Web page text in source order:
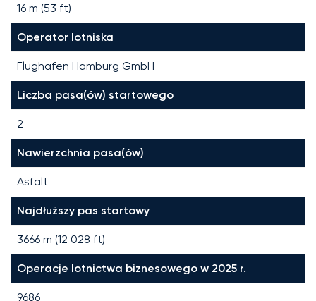
16 m (53 ft)
Operator lotniska
Flughafen Hamburg GmbH
Liczba pasa(ów) startowego
2
Nawierzchnia pasa(ów)
Asfalt
Najdłuższy pas startowy
3666 m (12 028 ft)
Operacje lotnictwa biznesowego w 2025 r.
9686